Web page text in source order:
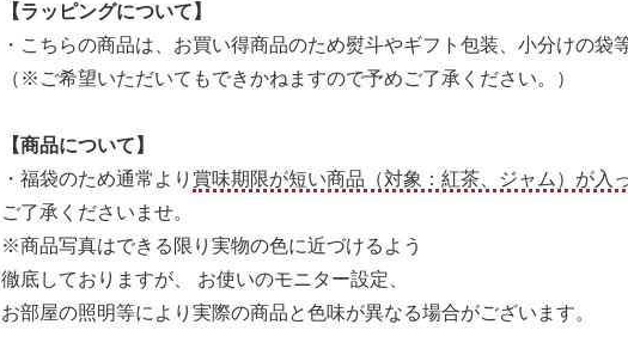
【ラッピングについて】
・こちらの商品は、お買い得商品のため熨斗やギフト包装、小分けの袋
（※ご希望いただいてもできかねますので予めご了承ください。）
【商品について】
・福袋のため通常より 賞味期限が短い商品（対象：紅茶、ジャム）が入
ご了承くださいませ。
※商品写真はできる限り実物の色に近づけるよう
徹底しておりますが、 お使いのモニター設定、
お部屋の照明等により実際の商品と色味が異なる場合がございます。